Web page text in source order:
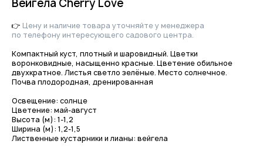
Вейгела Cherry Love
👉 Цену и наличие товара уточняйте у менеджера
по телефону интересующего садового центра.
Компактный куст, плотный и шаровидный. Цветки
воронковидные, насыщенно красные. Цветение обильное
двухкратное. Листья светло зелёные. Место солнечное.
Почва плодородная, дренированная
Освещение: солнце
Цветение: май-август
Высота (м): 1-1,2
Ширина (м): 1,2-1,5
Лиственные кустарники и лианы: вейгела
Приходите в гости
за растениями и вдохновением!
По интересующим вопросам